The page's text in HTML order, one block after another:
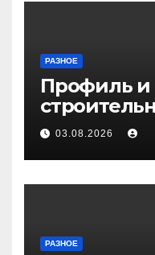
РАЗНОЕ
Профиль и
Медичи
03.08.2026
РАЗНОЕ